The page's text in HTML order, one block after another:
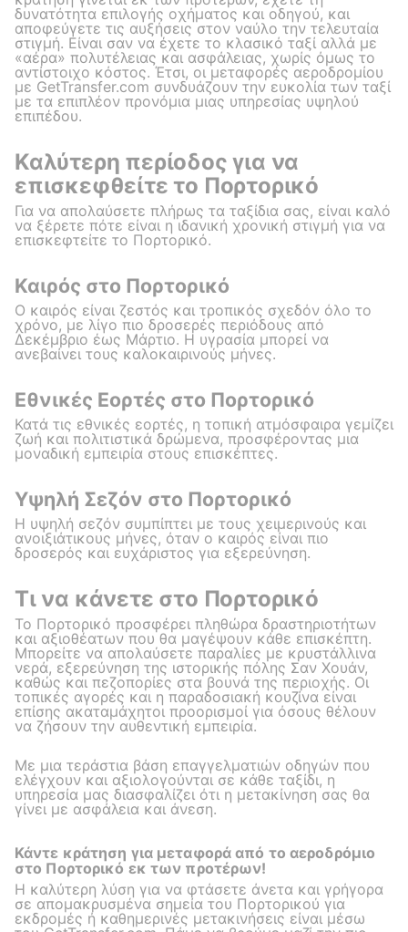
δυνατότητα επιλογής οχήματος και οδηγού, και
αποφεύγετε τις αυξήσεις στον ναύλο την τελευταία
στιγμή. Είναι σαν να έχετε το κλασικό ταξί αλλά με
«αέρα» πολυτέλειας και ασφάλειας, χωρίς όμως το
αντίστοιχο κόστος. Έτσι, οι μεταφορές αεροδρομίου
με GetTransfer.com συνδυάζουν την ευκολία των ταξί
με τα επιπλέον προνόμια μιας υπηρεσίας υψηλού
επιπέδου.
Καλύτερη περίοδος για να
επισκεφθείτε το Πορτορικό
Για να απολαύσετε πλήρως τα ταξίδια σας, είναι καλό
να ξέρετε πότε είναι η ιδανική χρονική στιγμή για να
επισκεφτείτε το Πορτορικό.
Καιρός στο Πορτορικό
Ο καιρός είναι ζεστός και τροπικός σχεδόν όλο το
χρόνο, με λίγο πιο δροσερές περιόδους από
Δεκέμβριο έως Μάρτιο. Η υγρασία μπορεί να
ανεβαίνει τους καλοκαιρινούς μήνες.
Εθνικές Εορτές στο Πορτορικό
Κατά τις εθνικές εορτές, η τοπική ατμόσφαιρα γεμίζει
ζωή και πολιτιστικά δρώμενα, προσφέροντας μια
μοναδική εμπειρία στους επισκέπτες.
Υψηλή Σεζόν στο Πορτορικό
Η υψηλή σεζόν συμπίπτει με τους χειμερινούς και
ανοιξιάτικους μήνες, όταν ο καιρός είναι πιο
δροσερός και ευχάριστος για εξερεύνηση.
Τι να κάνετε στο Πορτορικό
Το Πορτορικό προσφέρει πληθώρα δραστηριοτήτων
και αξιοθέατων που θα μαγέψουν κάθε επισκέπτη.
Μπορείτε να απολαύσετε παραλίες με κρυστάλλινα
νερά, εξερεύνηση της ιστορικής πόλης Σαν Χουάν,
καθώς και πεζοπορίες στα βουνά της περιοχής. Οι
τοπικές αγορές και η παραδοσιακή κουζίνα είναι
επίσης ακαταμάχητοι προορισμοί για όσους θέλουν
να ζήσουν την αυθεντική εμπειρία.
Με μια τεράστια βάση επαγγελματιών οδηγών που
ελέγχουν και αξιολογούνται σε κάθε ταξίδι, η
υπηρεσία μας διασφαλίζει ότι η μετακίνηση σας θα
γίνει με ασφάλεια και άνεση.
Κάντε κράτηση για μεταφορά από το αεροδρόμιο
στο Πορτορικό εκ των προτέρων!
Η καλύτερη λύση για να φτάσετε άνετα και γρήγορα
σε απομακρυσμένα σημεία του Πορτορικού για
εκδρομές ή καθημερινές μετακινήσεις είναι μέσω